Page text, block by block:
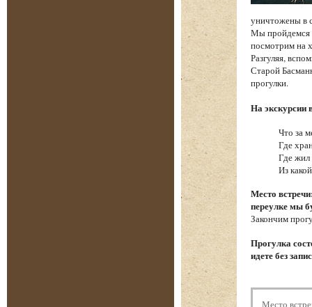
уничтожены в
Мы пройдемся
посмотрим на
Разгуляя,
Старой
прогулки.
На экскурсии
Что за
Где
Где жил
Из
Место
переулке мы
Закончим
Прогулка
идете без
Место